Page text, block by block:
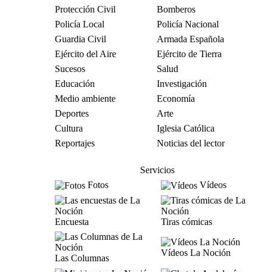
Protección Civil
Bomberos
Policía Local
Policía Nacional
Guardia Civil
Armada Española
Ejército del Aire
Ejército de Tierra
Sucesos
Salud
Educación
Investigación
Medio ambiente
Economía
Deportes
Arte
Cultura
Iglesia Católica
Reportajes
Noticias del lector
Servicios
Fotos
Vídeos
Encuesta Tiras cómicas
Las Columnas
Vídeos La Noción